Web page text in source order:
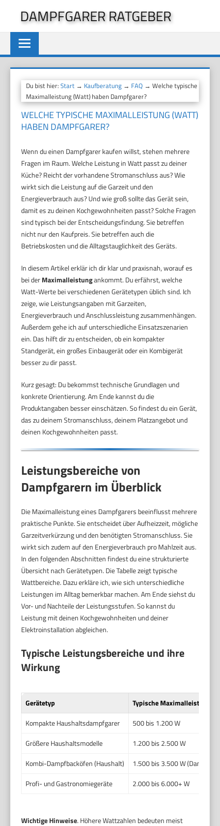
springen
DAMPFGARER RATGEBER
Du bist hier:Start → Kaufberatung → FAQ → Welche typische
Maximalleistung (Watt) haben Dampfgarer?
WELCHE TYPISCHE MAXIMALLEISTUNG (WATT)
HABEN DAMPFGARER?
Wenn du einen Dampfgarer kaufen willst, stehen mehrere
Fragen im Raum. Welche Leistung in Watt passt zu deiner
Küche? Reicht der vorhandene Stromanschluss aus? Wie
wirkt sich die Leistung auf die Garzeit und den
Energieverbrauch aus? Und wie groß sollte das Gerät sein,
damit es zu deinen Kochgewohnheiten passt? Solche Fragen
sind typisch bei der Entscheidungsfindung. Sie betreffen
nicht nur den Kaufpreis. Sie betreffen auch die
Betriebskosten und die Alltagstauglichkeit des Geräts.
In diesem Artikel erklär ich dir klar und praxisnah, worauf es
bei derMaximalleistungankommt. Du erfährst, welche
Watt-Werte bei verschiedenen Gerätetypen üblich sind. Ich
zeige, wie Leistungsangaben mit Garzeiten,
Energieverbrauch und Anschlussleistung zusammenhängen.
Außerdem gehe ich auf unterschiedliche Einsatzszenarien
ein. Das hilft dir zu entscheiden, ob ein kompakter
Standgerät, ein großes Einbaugerät oder ein Kombigerät
besser zu dir passt.
Kurz gesagt: Du bekommst technische Grundlagen und
konkrete Orientierung. Am Ende kannst du die
Produktangaben besser einschätzen. So findest du ein Gerät,
das zu deinem Stromanschluss, deinem Platzangebot und
deinen Kochgewohnheiten passt.
Leistungsbereiche von
Dampfgarern im Überblick
Die Maximalleistung eines Dampfgarers beeinflusst mehrere
praktische Punkte. Sie entscheidet über Aufheizzeit, mögliche
Garzeitverkürzung und den benötigten Stromanschluss. Sie
wirkt sich zudem auf den Energieverbrauch pro Mahlzeit aus.
In den folgenden Abschnitten findest du eine strukturierte
Übersicht nach Gerätetypen. Die Tabelle zeigt typische
Wattbereiche. Dazu erkläre ich, wie sich unterschiedliche
Leistungen im Alltag bemerkbar machen. Am Ende siehst du
Vor- und Nachteile der Leistungsstufen. So kannst du
Leistung mit deinen Kochgewohnheiten und deiner
Elektroinstallation abgleichen.
Typische Leistungsbereiche und ihre
Wirkung
Gerätetyp
Typische Maximalleistung
Kompakte Haushaltsdampfgarer
500 bis 1.200 W
Größere Haushaltsmodelle
1.200 bis 2.500 W
Kombi-Dampfbacköfen (Haushalt)
1.500 bis 3.500 W
Profi- und Gastronomiegeräte
2.000 bis 6.000+ W
Wichtige Hinweise. Höhere Wattzahlen bedeuten meist